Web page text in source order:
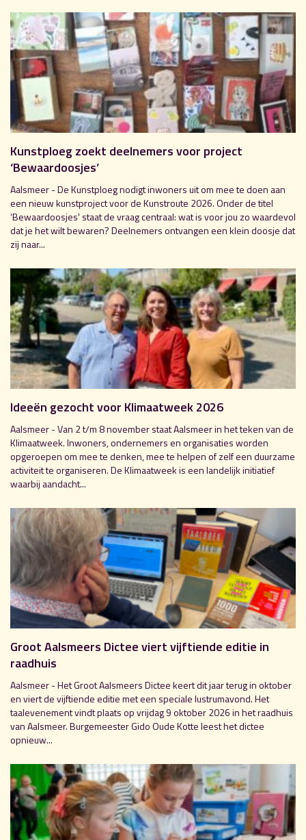
Kunstploeg zoekt deelnemers voor project
‘Bewaardoosjes’
Aalsmeer - De Kunstploeg nodigt inwoners uit om mee te doen aan
een nieuw kunstproject voor de Kunstroute 2026. Onder de titel
‘Bewaardoosjes' staat de vraag centraal: wat is voor jou zo waardevol
dat je het wilt bewaren? Deelnemers ontvangen een klein doosje dat
zij naar...
Ideeën gezocht voor Klimaatweek 2026
Aalsmeer - Van 2 t/m 8 november staat Aalsmeer in het teken van de
Klimaatweek. Inwoners, ondernemers en organisaties worden
opgeroepen om mee te denken, mee te helpen of zelf een duurzame
activiteit te organiseren. De Klimaatweek is een landelijk initiatief
waarbij aandacht...
Groot Aalsmeers Dictee viert vijftiende editie in
raadhuis
Aalsmeer - Het Groot Aalsmeers Dictee keert dit jaar terug in oktober
en viert de vijftiende editie met een speciale lustrumavond. Het
taalevenement vindt plaats op vrijdag 9 oktober 2026 in het raadhuis
van Aalsmeer. Burgemeester Gido Oude Kotte leest het dictee
opnieuw...